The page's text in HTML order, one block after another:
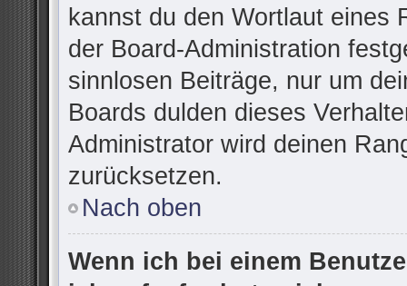
kannst du den Wortlaut eines
der Board-Administration
sinnlosen Beiträge, nur um
Boards dulden dieses
Administrator wird deinen
zurücksetzen.
Nach oben
Wenn ich bei einem